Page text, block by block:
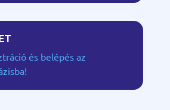
és belépés az